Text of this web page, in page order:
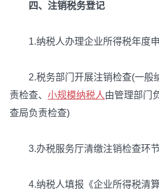
四、注销税务登记
1.纳税人办理企业所得税年度
2.税务部门开展注销检查(一般
责检查、 小规模纳税人由管理部门
查局负责检查)
3.办税服务厅清缴注销检查环
4.纳税人填报《企业所得税清算